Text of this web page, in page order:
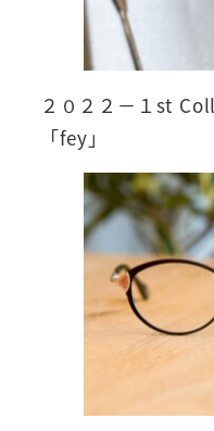
２０２２－１st
「fey」